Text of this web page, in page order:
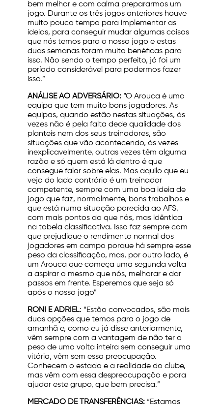
bem melhor e com calma prepararmos um
jogo. Durante os três jogos anteriores houve
muito pouco tempo para implementar as
ideias, para conseguir mudar algumas coisas
que nós temos para o nosso jogo e estas
duas semanas foram muito benéficas para
isso. Não sendo o tempo perfeito, já foi um
período considerável para podermos fazer
isso.”
ANÁLISE AO ADVERSÁRIO: “O Arouca é uma
equipa que tem muito bons jogadores. As
equipas, quando estão nestas situações, às
vezes não é pela falta dede qualidade dos
planteis nem dos seus treinadores, são
situações que vão acontecendo, às vezes
inexplicavelmente, outras vezes têm alguma
razão e só quem está lá dentro é que
consegue falar sobre elas. Mas aquilo que eu
vejo do lado contrário é um treinador
competente, sempre com uma boa ideia de
jogo que faz, normalmente, bons trabalhos e
que está numa situação parecida ao AFS,
com mais pontos do que nós, mas idêntica
na tabela classificativa. Isso faz sempre com
que prejudique o rendimento normal dos
jogadores em campo porque há sempre esse
peso da classificação, mas, por outro lado, é
um Arouca que começa uma segunda volta
a aspirar o mesmo que nós, melhorar e dar
passos em frente. Esperemos que seja só
após o nosso jogo”
RONI E ADRIEL: “Estão convocados, são mais
duas opções que temos para o jogo de
amanhã e, como eu já disse anteriormente,
vêm sempre com a vantagem de não ter o
peso de uma volta inteira sem conseguir uma
vitória, vêm sem essa preocupação.
Conhecem o estado e a realidade do clube,
mas vêm com essa despreocupação e para
ajudar este grupo, que bem precisa.”
MERCADO DE TRANSFERÊNCIAS: “Estamos